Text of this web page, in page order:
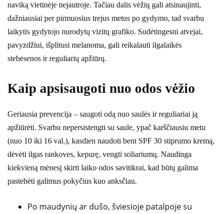
naviką vietinėje nejautroje. Tačiau dalis vėžių gali atsinaujinti,
dažniausiai per pirmuosius trejus metus po gydymo, tad svarbu
laikytis gydytojo nurodytų vizitų grafiko. Sudėtingesni atvejai,
pavyzdžiui, išplitusi melanoma, gali reikalauti ilgalaikės
stebėsenos ir reguliarių apžiūrų.
Kaip apsisaugoti nuo odos vėžio
Geriausia prevencija – saugoti odą nuo saulės ir reguliariai ją
apžiūrėti. Svarbu nepersistengti su saule, ypač karščiausiu metu
(nuo 10 iki 16 val.), kasdien naudoti bent SPF 30 stiprumo kremą,
dėvėti ilgas rankoves, kepurę, vengti soliariumų. Naudinga
kiekvieną mėnesį skirti laiko odos savitikrai, kad būtų galima
pastebėti galimus pokyčius kuo anksčiau.
Po maudynių ar dušo, šviesioje patalpoje su